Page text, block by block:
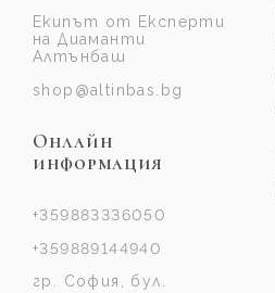
Екипът от Експерти
на Диаманти
Алтънбаш
shop@altinbas.bg
Онлайн
информация
+359883336050
+359889144940
гр. София, бул.